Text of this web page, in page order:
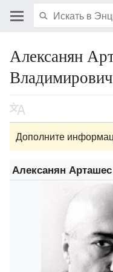
Алексанян
Владимирович
Дополните
Алексанян